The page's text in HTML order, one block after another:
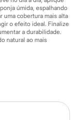
úmida, espalhando
uma cobertura mais alta
o efeito ideal. Finalize
a durabilidade.
natural ao mais